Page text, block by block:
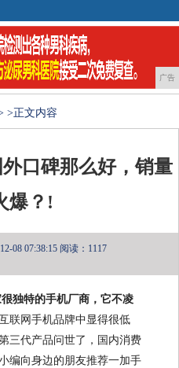
广告
>正文内容
口碑那么好，销量
爆？!
08 07:38:15 阅读：1117
独特的手机厂商，它不凌
联网手机品牌中显得很低
三代产品问世了，国内消费
编向身边的朋友推荐一加手